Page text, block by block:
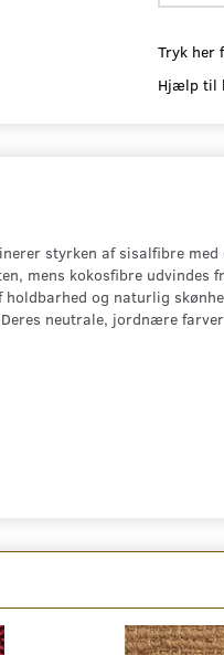
Tryk her
Hjælp til
styrken af sisalfibre
mens kokosfibre udvindes
og naturlig
neutrale, jordnære